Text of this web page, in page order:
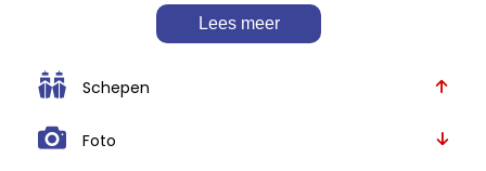
Lees meer
Schepen
Foto